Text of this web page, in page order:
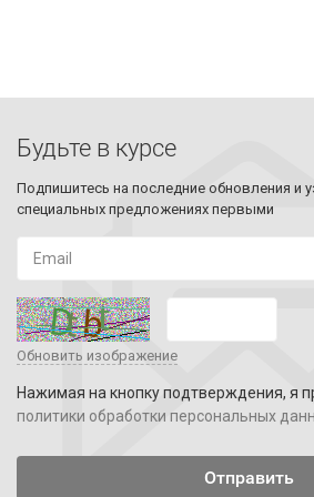
Будьте в курсе
Подпишитесь на последние обновления и
специальных предложениях первыми
Обновить изображение
Нажимая на кнопку подтверждения, я
политики обработки персональных